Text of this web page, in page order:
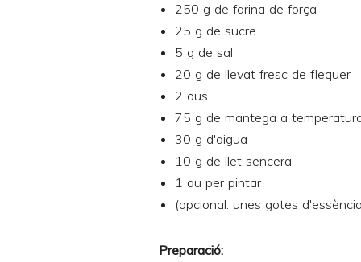
250 g de farina de força
25 g de sucre
5 g de sal
20 g de llevat fresc de flequer
2 ous
75 g de mantega a
30 g d'aigua
10 g de llet sencera
1 ou per pintar
(opcional: unes gotes
Preparació: